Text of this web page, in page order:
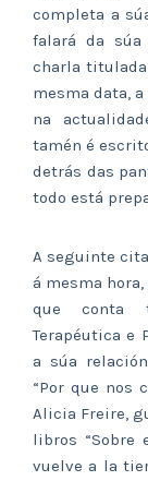
completa a
falará da súa
charla titulada
mesma data,
na
tamén é
detrás das
todo está
A seguinte
á mesma
que conta
Terapéutica e
a súa
“Por que nos
Alicia Freire,
libros “Sobre
vuelve a la